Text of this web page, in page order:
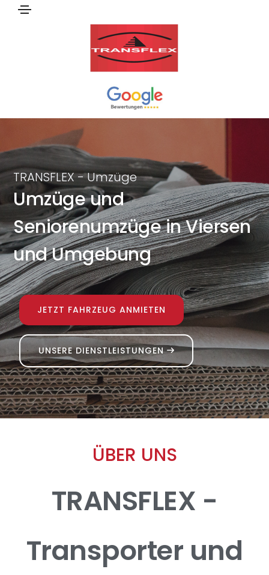
TRANSFLEX - Umzüge
Umzüge und
Seniorenumzüge in Viersen
und Umgebung
JETZT FAHRZEUG ANMIETEN
UNSERE DIENSTLEISTUNGEN
ÜBER UNS
TRANSFLEX -
Transporter und